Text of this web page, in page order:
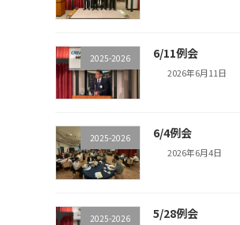
2025-2026 6/11例会
2026年6月11日
2025-2026 6/4例会
2026年6月4日
2025-2026 5/28例会